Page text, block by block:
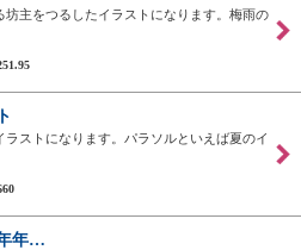
坊主をつるしたイラストになります。梅雨の
ラストになります。パラソルといえば夏のイ
年…